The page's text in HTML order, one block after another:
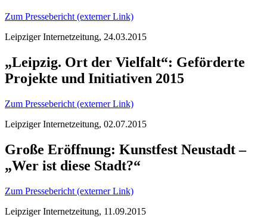
Zum Pressebericht (externer Link)
Leipziger Internetzeitung, 24.03.2015
„Leipzig. Ort der Vielfalt“: Geförderte
Projekte und Initiativen 2015
Zum Pressebericht (externer Link)
Leipziger Internetzeitung, 02.07.2015
Große Eröffnung: Kunstfest Neustadt –
„Wer ist diese Stadt?“
Zum Pressebericht (externer Link)
Leipziger Internetzeitung, 11.09.2015